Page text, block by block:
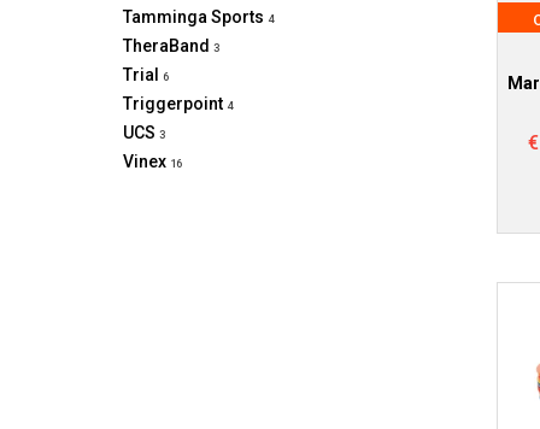
Tamminga Sports 4
TheraBand 3
Trial 6
Triggerpoint 4
UCS 3
Vinex 16
€